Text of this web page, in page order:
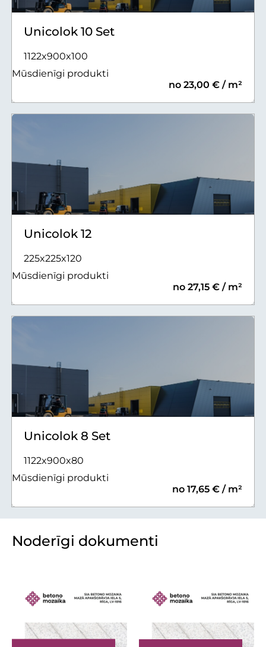
Unicolok 10 Set
1122x900x100
Mūsdienīgi produkti
no 23,00 € / m²
Unicolok 12
225x225x120
Mūsdienīgi produkti
no 27,15 € / m²
Unicolok 8 Set
1122x900x80
Mūsdienīgi produkti
no 17,65 € / m²
Noderīgi dokumenti